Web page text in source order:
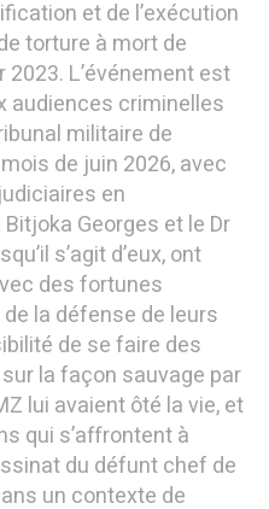
et de l’exécution
torture à mort de
2023. L’événement est
audiences criminelles
militaire de
de juin 2026, avec
en
Georges et le Dr
s’agit d’eux, ont
des fortunes
la défense de leurs
de se faire des
la façon sauvage par
lui avaient ôté la vie, et
qui s’affrontent à
du défunt chef de
un contexte de